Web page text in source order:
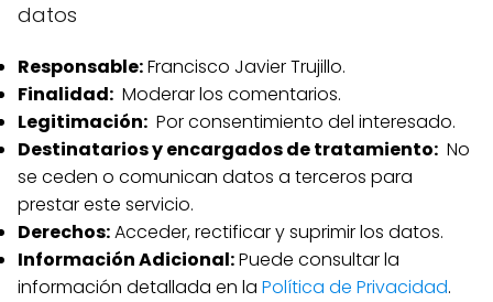
datos
Responsable:Francisco Javier Trujillo.
Finalidad: Moderar los comentarios.
Legitimación: Por consentimiento del interesado.
Destinatarios y encargados de tratamiento: No
se ceden o comunican datos a terceros para
prestar este servicio.
Derechos:Acceder, rectificar y suprimir los datos.
Información Adicional:Puede consultar la
información detallada en la Política de Privacidad.